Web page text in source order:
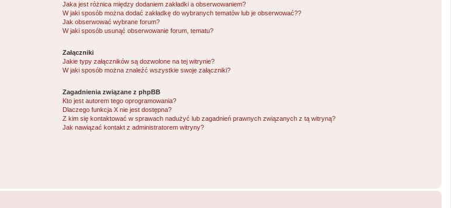
Jaka jest różnica między dodaniem zakładki a obserwowaniem?
W jaki sposób można dodać zakładkę do wybranych tematów lub je obserwować??
Jak obserwować wybrane forum?
W jaki sposób usunąć obserwowanie forum, tematu?
Załączniki
Jakie typy załączników są dozwolone na tej witrynie?
W jaki sposób można znaleźć wszystkie swoje załączniki?
Zagadnienia związane z phpBB
Kto jest autorem tego oprogramowania?
Dlaczego funkcja X nie jest dostępna?
Z kim się kontaktować w sprawach nadużyć lub zagadnień prawnych związanych z tą witryną?
Jak nawiązać kontakt z administratorem witryny?